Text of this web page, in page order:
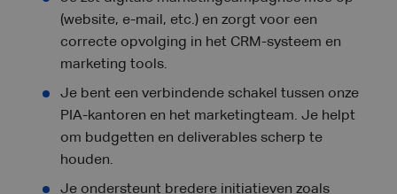
(website, e-mail, etc.) en zorgt voor een
correcte opvolging in het CRM-systeem en
marketing tools.
Je bent een verbindende schakel tussen onze
PIA-kantoren en het marketingteam. Je helpt
om budgetten en deliverables scherp te
houden.
Je ondersteunt bredere initiatieven zoals